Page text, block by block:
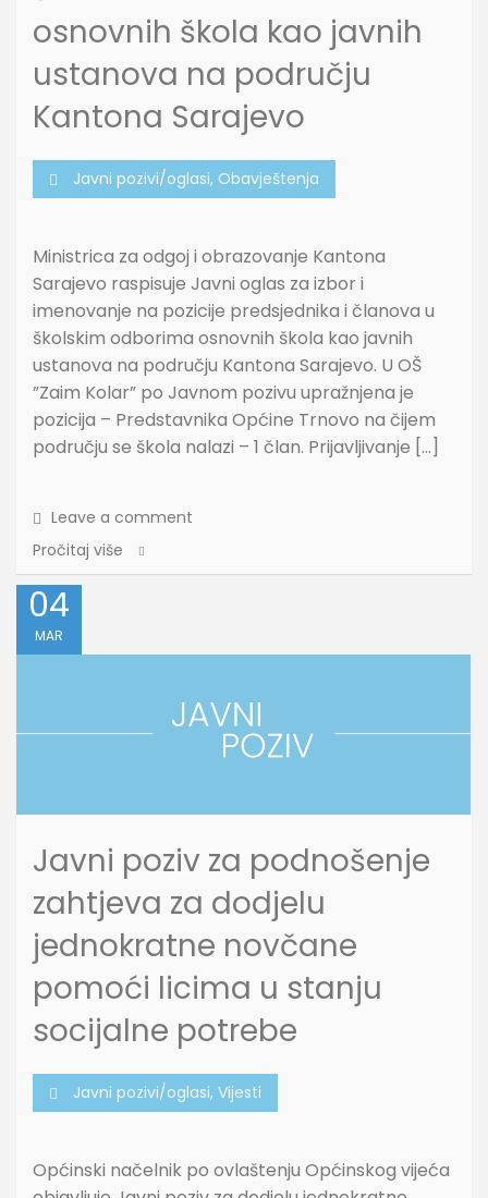
osnovnih škola kao javnih
ustanova na području
Kantona Sarajevo
Javni pozivi/oglasi, Obavještenja
Ministrica za odgoj i obrazovanje Kantona
Sarajevo raspisuje Javni oglas za izbor i
imenovanje na pozicije predsjednika i članova u
školskim odborima osnovnih škola kao javnih
ustanova na području Kantona Sarajevo. U OŠ
”Zaim Kolar” po Javnom pozivu upražnjena je
pozicija – Predstavnika Općine Trnovo na čijem
području se škola nalazi – 1 član. Prijavljivanje […]
Leave a comment
Pročitaj više
04
MAR
Javni poziv za podnošenje
zahtjeva za dodjelu
jednokratne novčane
pomoći licima u stanju
socijalne potrebe
Javni pozivi/oglasi, Vijesti
Općinski načelnik po ovlaštenju Općinskog vijeća